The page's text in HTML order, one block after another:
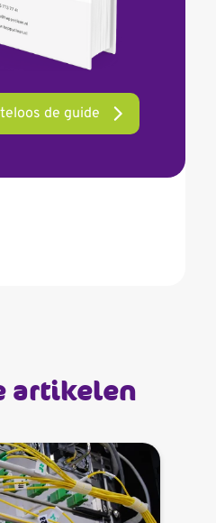
de guide
artikelen